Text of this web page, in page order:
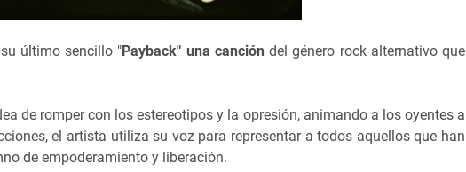
último sencillo "Payback" una canción del género rock alternativo que
de romper con los estereotipos y la opresión, animando a los oyentes a
el artista utiliza su voz para representar a todos aquellos que han
de empoderamiento y liberación.